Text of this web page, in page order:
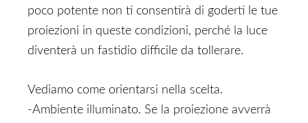
poco potente non ti consentirà di goderti le tue
proiezioni in queste condizioni, perché la luce
diventerà un fastidio difficile da tollerare.
Vediamo come orientarsi nella scelta.
-Ambiente illuminato. Se la proiezione avverrà